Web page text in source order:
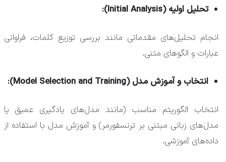
تحلیل اولیه (Initial Analysis):
انجام تحلیل‌های مقدماتی مانند بررسی توزیع کلمات، فراوانی
عبارات و الگوهای متنی.
انتخاب و آموزش مدل (Model Selection and Training):
انتخاب الگوریتم مناسب (مانند مدل‌های یادگیری عمیق یا
مدل‌های زبانی مبتنی بر ترنسفورمر) و آموزش مدل با استفاده از
داده‌های آموزشی.